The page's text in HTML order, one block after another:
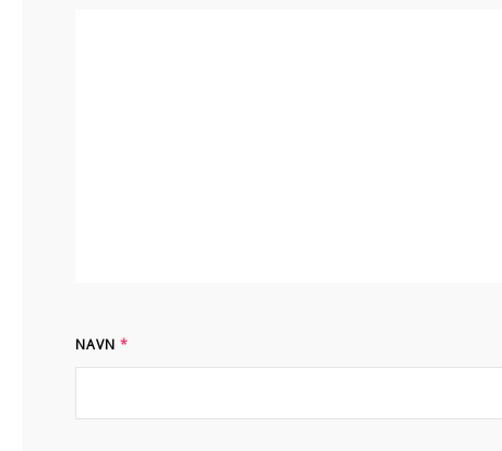
NAVN *